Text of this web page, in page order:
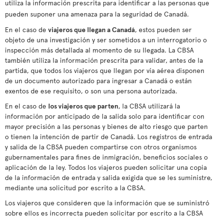
utiliza la información prescrita para identificar a las personas que
pueden suponer una amenaza para la seguridad de Canadá.
En el caso de viajeros que llegan a Canadá, estos pueden ser
objeto de una investigación y ser sometidos a un interrogatorio o
inspección más detallada al momento de su llegada. La CBSA
también utiliza la información prescrita para validar, antes de la
partida, que todos los viajeros que llegan por vía aérea disponen
de un documento autorizado para ingresar a Canadá o están
exentos de ese requisito, o son una persona autorizada.
En el caso de los viajeros que parten, la CBSA utilizará la
información por anticipado de la salida solo para identificar con
mayor precisión a las personas y bienes de alto riesgo que parten
o tienen la intención de partir de Canadá. Los registros de entrada
y salida de la CBSA pueden compartirse con otros organismos
gubernamentales para fines de inmigración, beneficios sociales o
aplicación de la ley. Todos los viajeros pueden solicitar una copia
de la información de entrada y salida exigida que se les suministre,
mediante una solicitud por escrito a la CBSA.
Los viajeros que consideren que la información que se suministró
sobre ellos es incorrecta pueden solicitar por escrito a la CBSA